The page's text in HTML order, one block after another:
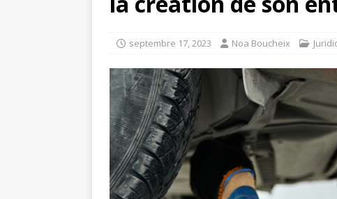
septembre 17, 2023 Noa Boucheix